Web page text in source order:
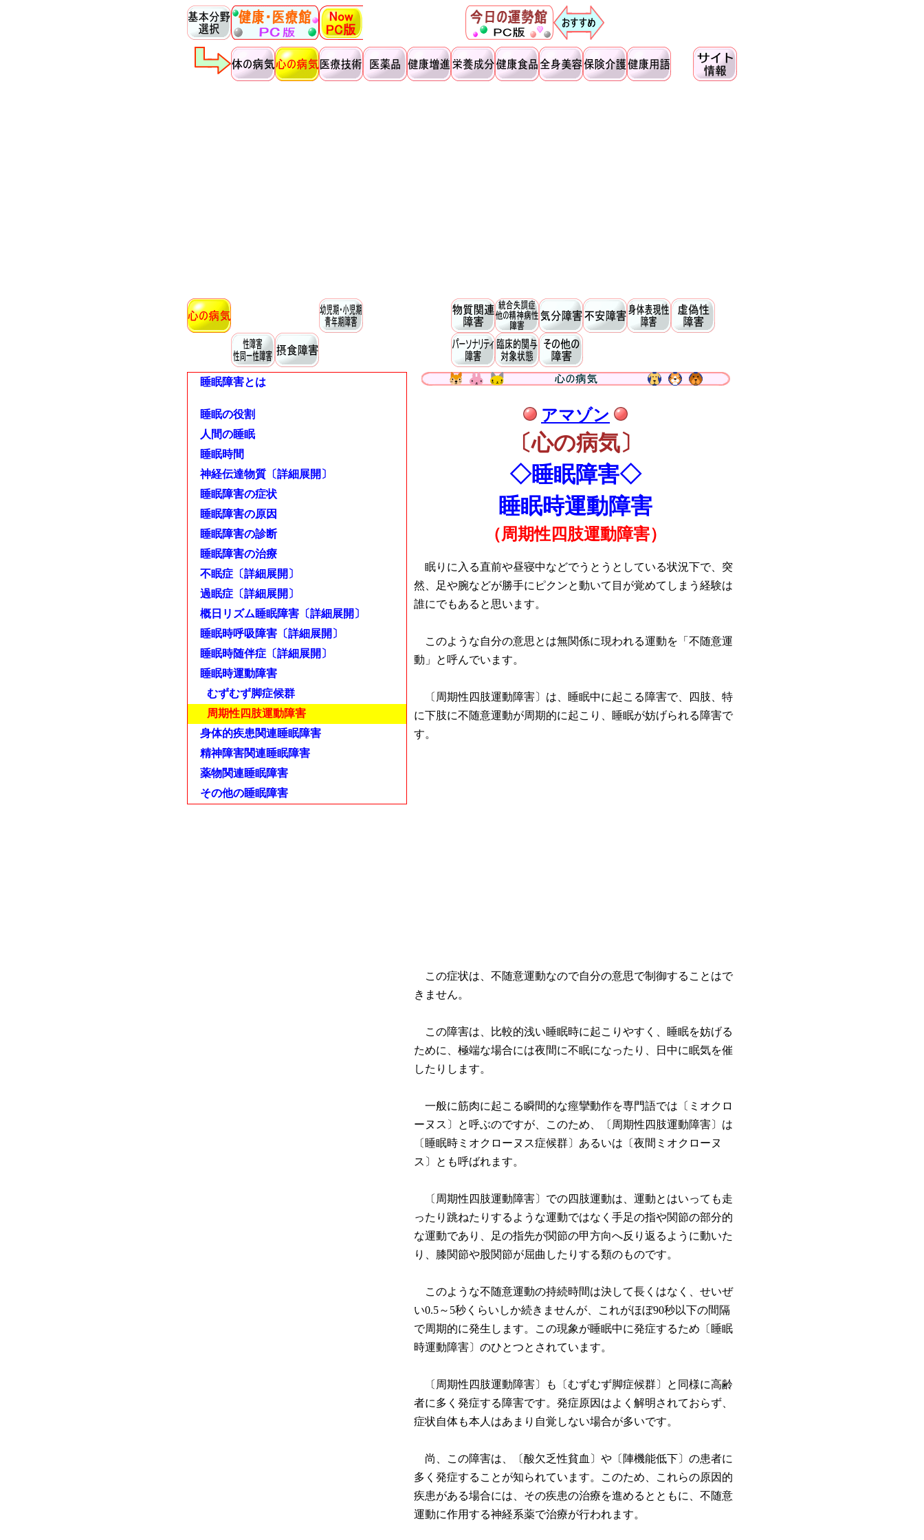
アマゾン
〔心の病気〕
◇睡眠障害◇
睡眠時運動障害
（周期性四肢運動障害）
眠りに入る直前や昼寝中などでうとうとしている状況下で、突
然、足や腕などが勝手にピクンと動いて目が覚めてしまう経験は
誰にでもあると思います。
このような自分の意思とは無関係に現われる運動を「不随意運
動」と呼んでいます。
〔周期性四肢運動障害〕は、睡眠中に起こる障害で、四肢、特
に下肢に不随意運動が周期的に起こり、睡眠が妨げられる障害で
す。
この症状は、不随意運動なので自分の意思で制御することはで
きません。
この障害は、比較的浅い睡眠時に起こりやすく、睡眠を妨げる
ために、極端な場合には夜間に不眠になったり、日中に眠気を催
したりします。
一般に筋肉に起こる瞬間的な痙攣動作を専門語では〔ミオクロ
ーヌス〕と呼ぶのですが、このため、〔周期性四肢運動障害〕は
〔睡眠時ミオクローヌス症候群〕あるいは〔夜間ミオクローヌ
ス〕とも呼ばれます。
〔周期性四肢運動障害〕での四肢運動は、運動とはいっても走
ったり跳ねたりするような運動ではなく手足の指や関節の部分的
な運動であり、足の指先が関節の甲方向へ反り返るように動いた
り、膝関節や股関節が屈曲したりする類のものです。
このような不随意運動の持続時間は決して長くはなく、せいぜ
い0.5～5秒くらいしか続きませんが、これがほぼ90秒以下の間隔
で周期的に発生します。この現象が睡眠中に発症するため〔睡眠
時運動障害〕のひとつとされています。
〔周期性四肢運動障害〕も〔むずむず脚症候群〕と同様に高齢
者に多く発症する障害です。発症原因はよく解明されておらず、
症状自体も本人はあまり自覚しない場合が多いです。
尚、この障害は、〔酸欠乏性貧血〕や〔陣機能低下〕の患者に
多く発症することが知られています。このため、これらの原因的
疾患がある場合には、その疾患の治療を進めるとともに、不随意
運動に作用する神経系薬で治療が行われます。
睡眠障害とは
睡眠の役割
人間の睡眠
睡眠時間
神経伝達物質〔詳細展開〕
睡眠障害の症状
睡眠障害の原因
睡眠障害の診断
睡眠障害の治療
不眠症〔詳細展開〕
過眠症〔詳細展開〕
概日リズム睡眠障害〔詳細展開〕
睡眠時呼吸障害〔詳細展開〕
睡眠時随伴症〔詳細展開〕
睡眠時運動障害
むずむず脚症候群
周期性四肢運動障害
身体的疾患関連睡眠障害
精神障害関連睡眠障害
薬物関連睡眠障害
その他の睡眠障害